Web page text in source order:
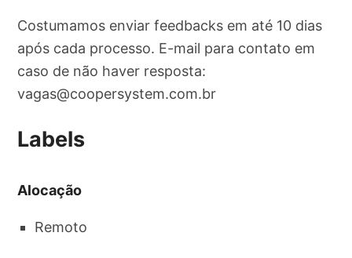
Costumamos enviar feedbacks em até 10 dias
após cada processo. E-mail para contato em
caso de não haver resposta:
vagas@coopersystem.com.br
Labels
Alocação
Remoto